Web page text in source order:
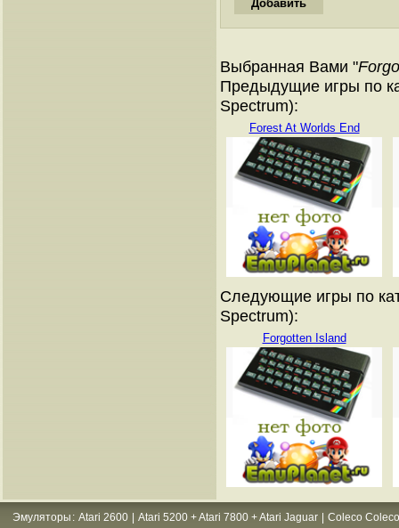
Выбранная Вами "
Предыдущие игры по
Spectrum):
Forest At Worlds End
Следующие игры по
Spectrum):
Forgotten Island
Эмуляторы : Atari 2600 Atari 5200 + Atari 7800 + Atari Jaguar
Coleco